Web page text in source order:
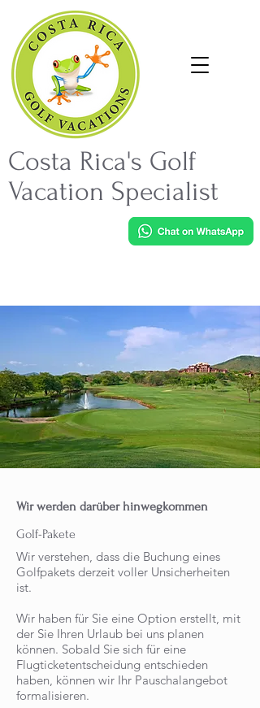
Costa Rica's Golf
Vacation Specialist
Wir werden darüber hinwegkommen
Golf-Pakete
Wir verstehen, dass die Buchung eines
Golfpakets derzeit voller Unsicherheiten
ist.
Wir haben für Sie eine Option erstellt, mit
der Sie Ihren Urlaub bei uns planen
können. Sobald Sie sich für eine
Flugticketentscheidung entschieden
haben, können wir Ihr Pauschalangebot
formalisieren.